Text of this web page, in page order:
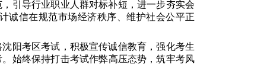
引导行业职业人群对标补短，进一步夯实会
诚信在规范市场经济秩序、维护社会公平正
阳考区考试，积极宣传诚信教育，强化考生
始终保持打击考试作弊高压态势，筑牢考风